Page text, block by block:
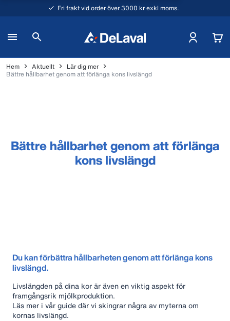
Fri frakt vid order över 3000 kr exkl moms.
Hem Aktuellt
Lär dig mer
Bättre hållbarhet genom att förlänga kons livslängd
Bättre hållbarhet genom att förlänga
kons livslängd
Du kan förbättra hållbarheten genom att förlänga kons
livslängd.
Livslängden på dina kor är även en viktig aspekt för
framgångsrik mjölkproduktion.
Läs mer i vår guide där vi skingrar några av myterna om
kornas livslängd.